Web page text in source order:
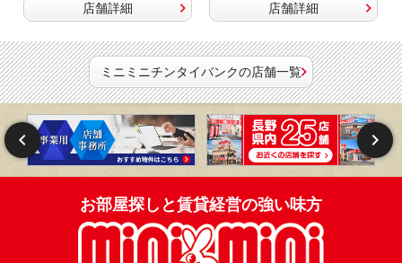
店舗詳細
店舗詳細
ミニミニチンタイバンクの店舗一覧
お部屋探しと賃貸経営の強い味方